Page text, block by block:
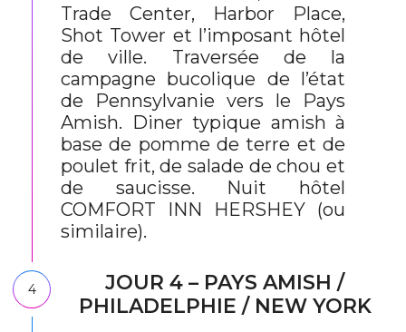
Trade Center, Harbor Place,
Shot Tower et l’imposant hôtel
de ville. Traversée de la
campagne bucolique de l’état
de Pennsylvanie vers le Pays
Amish. Diner typique amish à
base de pomme de terre et de
poulet frit, de salade de chou et
de saucisse. Nuit hôtel
COMFORT INN HERSHEY (ou
similaire).
4
JOUR 4 – PAYS AMISH /
PHILADELPHIE / NEW YORK